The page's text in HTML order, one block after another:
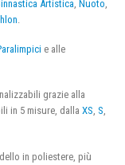
Artistica Nuoto
e alle
grazie alla
in 5 misure, dalla XS, S,
in poliestere, più